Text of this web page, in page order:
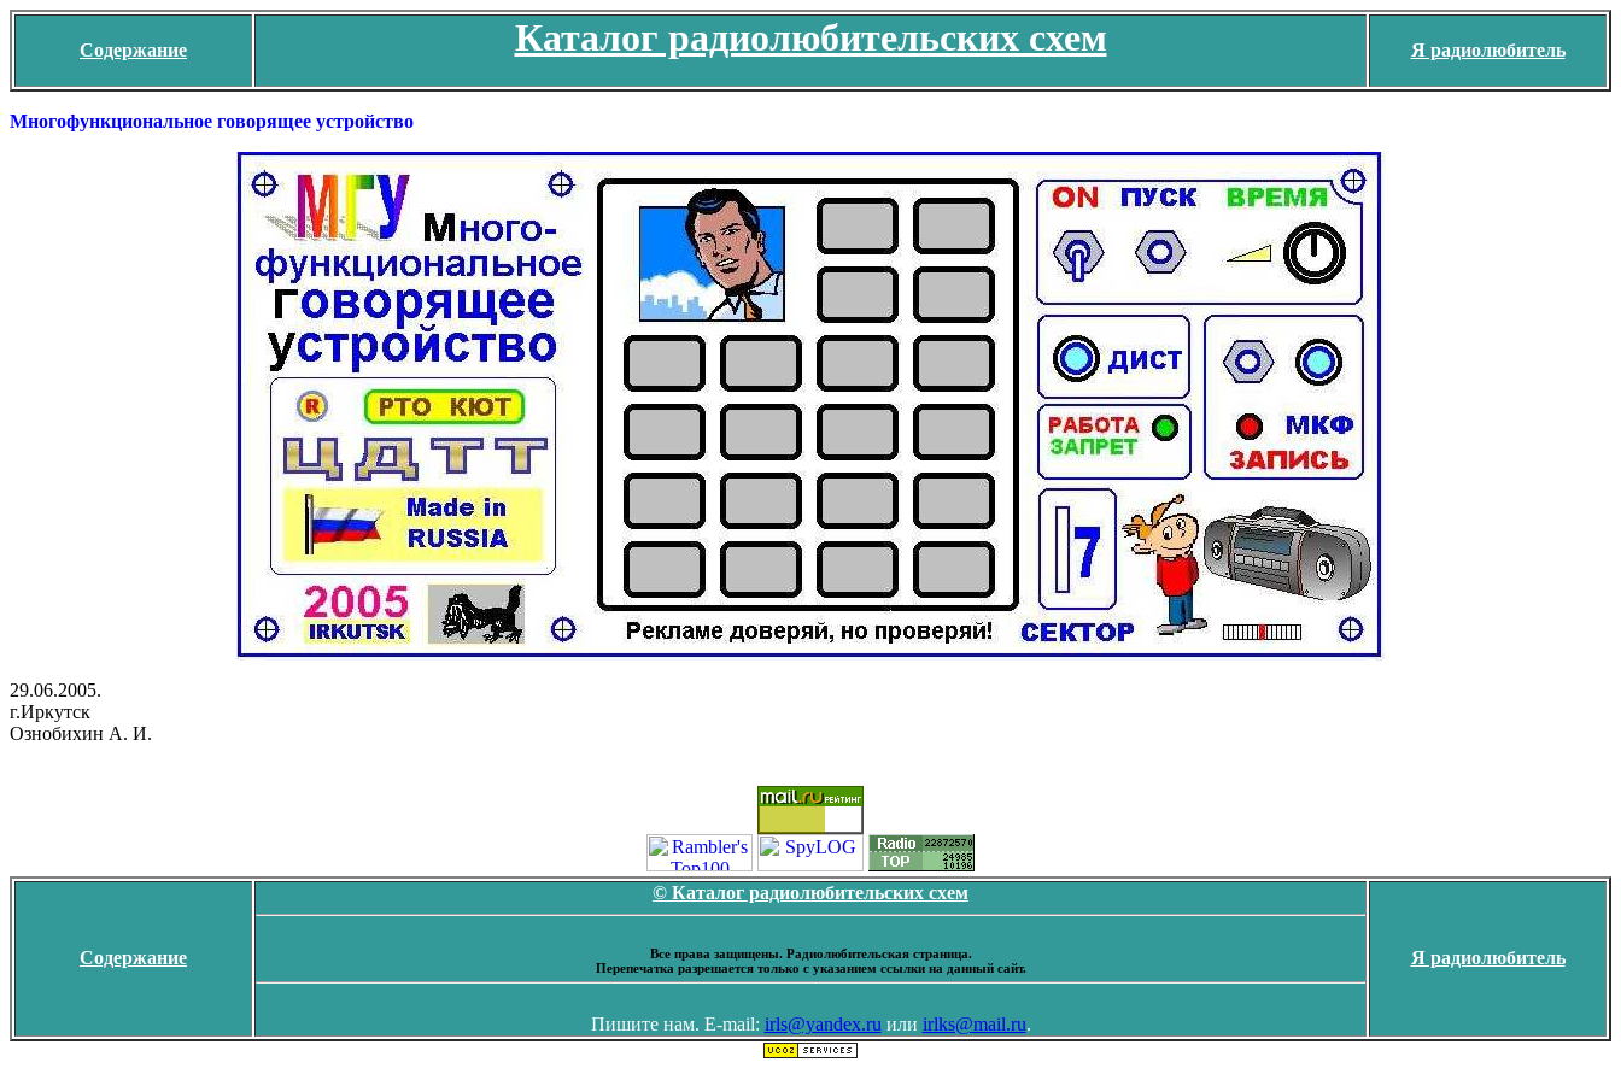
Содержание Каталог радиолюбительских схем Я радиолюбитель
Многофункциональное говорящее устройство
29.06.2005.
г.Иркутск
Ознобихин А. И.
Содержание
© Каталог радиолюбительских схем
Все права защищены. Радиолюбительская страница.
Перепечатка разрешается только с указанием ссылки на данный сайт.
Пишите нам. E-mail: irls@yandex.ru или irlks@mail.ru.
Я радиолюбитель